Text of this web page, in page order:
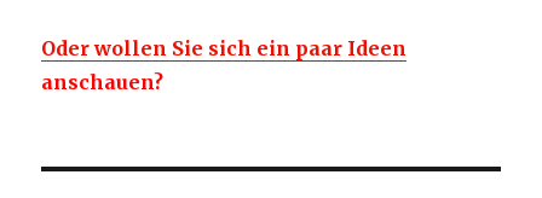
Oder wollen Sie sich ein paar Ideen
anschauen?